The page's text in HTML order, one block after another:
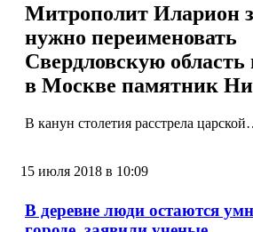
Митрополит Иларион
нужно переименовать
Свердловскую область
в Москве памятник
В канун столетия расстрела
15 июля 2018 в 10:09
В деревне люди остаются